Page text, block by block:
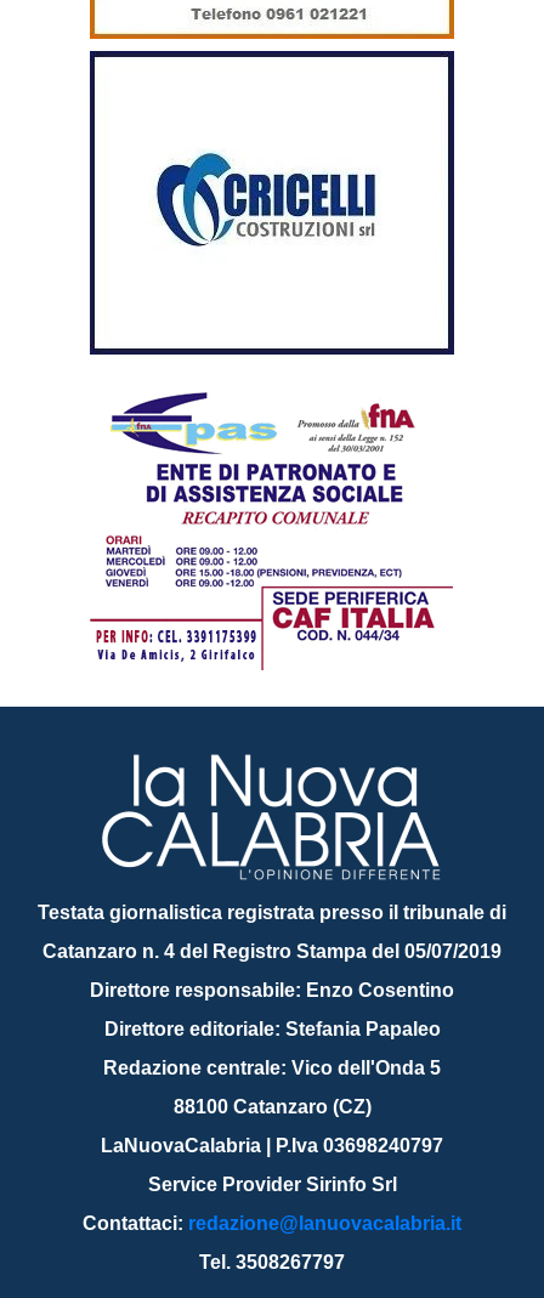
Testata giornalistica registrata presso il tribunale di
Catanzaro n. 4 del Registro Stampa del 05/07/2019
Direttore responsabile: Enzo Cosentino
Direttore editoriale: Stefania Papaleo
Redazione centrale: Vico dell'Onda 5
88100 Catanzaro (CZ)
LaNuovaCalabria | P.Iva 03698240797
Service Provider Sirinfo Srl
Contattaci: redazione@lanuovacalabria.it
Tel. 3508267797